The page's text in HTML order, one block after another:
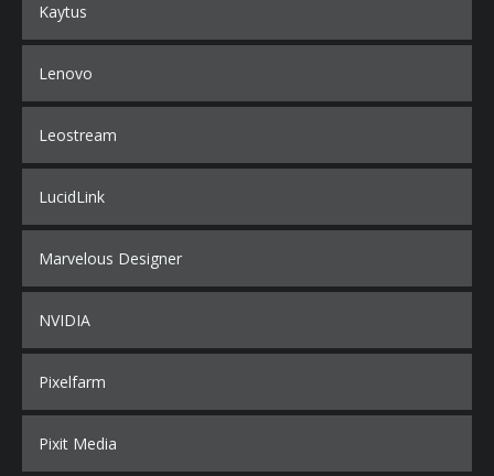
Kaytus
Lenovo
Leostream
LucidLink
Marvelous Designer
NVIDIA
Pixelfarm
Pixit Media